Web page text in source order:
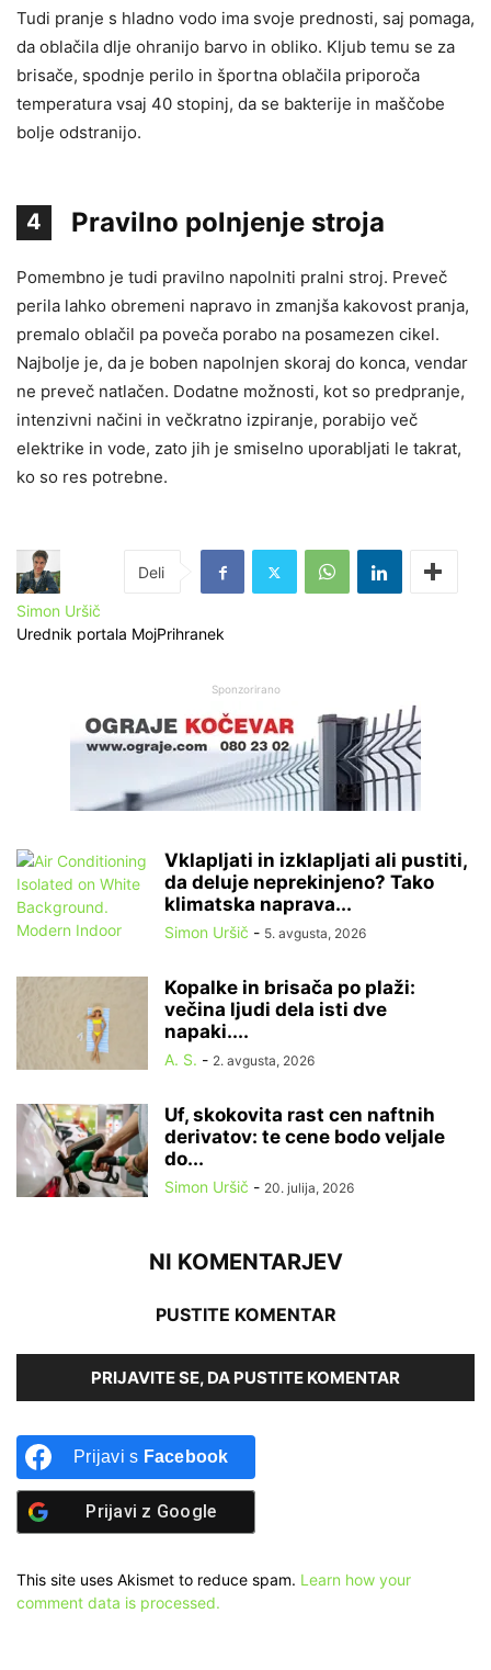
Tudi pranje s hladno vodo ima svoje prednosti, saj pomaga,
da oblačila dlje ohranijo barvo in obliko. Kljub temu se za
brisače, spodnje perilo in športna oblačila priporoča
temperatura vsaj 40 stopinj, da se bakterije in maščobe
bolje odstranijo.
4 Pravilno polnjenje stroja
Pomembno je tudi pravilno napolniti pralni stroj. Preveč
perila lahko obremeni napravo in zmanjša kakovost pranja,
premalo oblačil pa poveča porabo na posamezen cikel.
Najbolje je, da je boben napolnjen skoraj do konca, vendar
ne preveč natlačen. Dodatne možnosti, kot so predpranje,
intenzivni načini in večkratno izpiranje, porabijo več
elektrike in vode, zato jih je smiselno uporabljati le takrat,
ko so res potrebne.
Simon Uršič
Urednik portala MojPrihranek
Sponzorirano
Vklapljati in izklapljati ali pustiti,
da deluje neprekinjeno? Tako
klimatska naprava...
Simon Uršič - 5. avgusta, 2026
Kopalke in brisača po plaži:
večina ljudi dela isti dve
napaki....
A. S. - 2. avgusta, 2026
Uf, skokovita rast cen naftnih
derivatov: te cene bodo veljale
do...
Simon Uršič - 20. julija, 2026
NI KOMENTARJEV
PUSTITE KOMENTAR
PRIJAVITE SE, DA PUSTITE KOMENTAR
Prijavi s Facebook
Prijavi z Google
This site uses Akismet to reduce spam. Learn how your
comment data is processed.